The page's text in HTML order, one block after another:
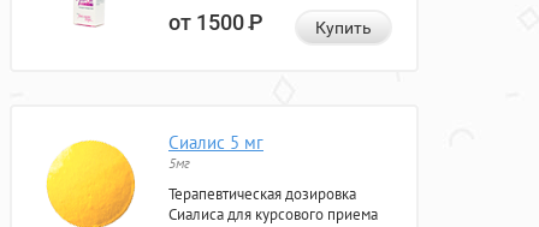
от 1500Р Купить
Сиалис 5 мг
5мг
Терапевтическая дозировка
Сиалиса для курсового приема